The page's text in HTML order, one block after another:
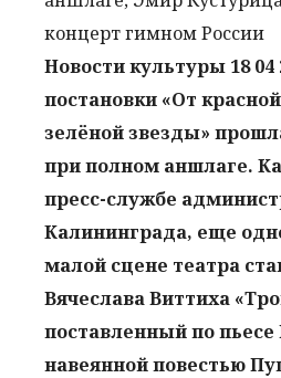
Новости культуры 18
постановки «От
зелёной звезды»
при полном аншлаге.
пресс-службе
Калининграда, еще
малой сцене театра
Вячеслава Виттиха
поставленный по
навеянной повестью